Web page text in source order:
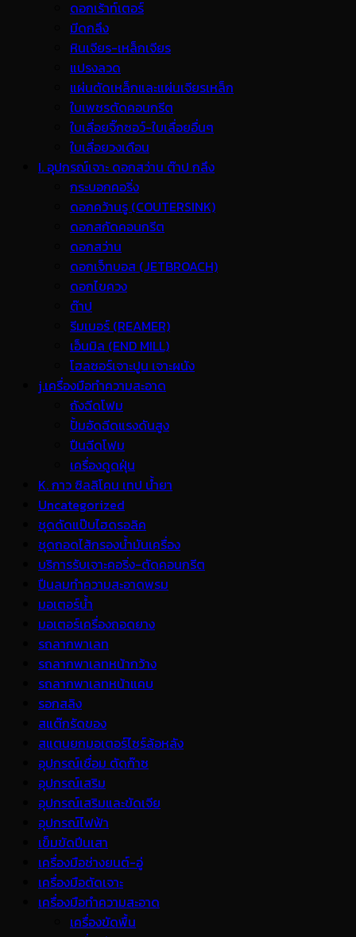
ดอกเร้าท์เตอร์
มีดกลึง
หินเจียร-เหล็กเจียร
แปรงลวด
แผ่นตัดเหล็กและแผ่นเจียรเหล็ก
ใบเพชรตัดคอนกรีต
ใบเลื่อยจิ๊กซอว์-ใบเลื่อยอื่นๆ
ใบเลื่อยวงเดือน
I. อุปกรณ์เจาะ ดอกสว่าน ต๊าป กลึง
กระบอกคอริ่ง
ดอกคว้านรู (COUTERSINK)
ดอกสกัดคอนกรีต
ดอกสว่าน
ดอกเจ็ทบอส (JETBROACH)
ดอกไขควง
ต๊าป
รีมเมอร์ (REAMER)
เอ็นมิล (END MILL)
โฮลซอร์เจาะปูน เจาะผนัง
j.เครื่องมือทำความสะอาด
ถังฉีดโฟม
ปั้มอัดฉีดแรงดันสูง
ปืนฉีดโฟม
เครื่องดูดฝุ่น
K. กาว ซิลลิโคน เทป น้ำยา
Uncategorized
ชุดดัดแป๊บไฮดรอลิค
ชุดถอดไส้กรองน้ำมันเครื่อง
บริการรับเจาะคอริ่ง-ตัดคอนกรีต
ปืนลมทำความสะอาดพรม
มอเตอร์น้ำ
มอเตอร์เครื่องถอดยาง
รถลากพาเลท
รถลากพาเลทหน้ากว้าง
รถลากพาเลทหน้าแคบ
รอกสลิง
สแต๊กรัดของ
สแตนยกมอเตอร์ไซร์ล้อหลัง
อุปกรณ์เชื่อม ตัดก๊าซ
อุปกรณ์เสริม
อุปกรณ์เสริมและขัดเจีย
อุปกรณ์ไฟฟ้า
เข็มขัดปีนเสา
เครื่องมือช่างยนต์-อู่
เครื่องมือตัดเจาะ
เครื่องมือทำความสะอาด
เครื่องขัดพื้น